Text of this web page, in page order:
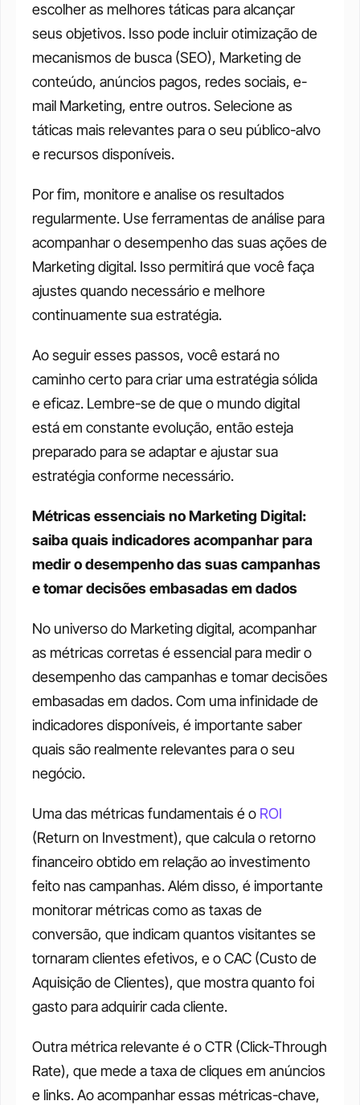
escolher as melhores táticas para alcançar
seus objetivos. Isso pode incluir otimização de
mecanismos de busca (SEO), Marketing de
conteúdo, anúncios pagos, redes sociais, e-
mail Marketing, entre outros. Selecione as
táticas mais relevantes para o seu público-alvo
e recursos disponíveis.
Por fim, monitore e analise os resultados
regularmente. Use ferramentas de análise para
acompanhar o desempenho das suas ações de
Marketing digital. Isso permitirá que você faça
ajustes quando necessário e melhore
continuamente sua estratégia.
Ao seguir esses passos, você estará no
caminho certo para criar uma estratégia sólida
e eficaz. Lembre-se de que o mundo digital
está em constante evolução, então esteja
preparado para se adaptar e ajustar sua
estratégia conforme necessário.
Métricas essenciais no Marketing Digital:
saiba quais indicadores acompanhar para
medir o desempenho das suas campanhas
e tomar decisões embasadas em dados
No universo do Marketing digital, acompanhar
as métricas corretas é essencial para medir o
desempenho das campanhas e tomar decisões
embasadas em dados. Com uma infinidade de
indicadores disponíveis, é importante saber
quais são realmente relevantes para o seu
negócio.
Uma das métricas fundamentais é o
(Return on Investment), que calcula o retorno
financeiro obtido em relação ao investimento
feito nas campanhas. Além disso, é importante
monitorar métricas como as taxas de
conversão, que indicam quantos visitantes se
tornaram clientes efetivos, e o CAC (Custo de
Aquisição de Clientes), que mostra quanto foi
gasto para adquirir cada cliente.
Outra métrica relevante é o CTR (Click-Through
Rate), que mede a taxa de cliques em anúncios
e links. Ao acompanhar essas métricas-chave,